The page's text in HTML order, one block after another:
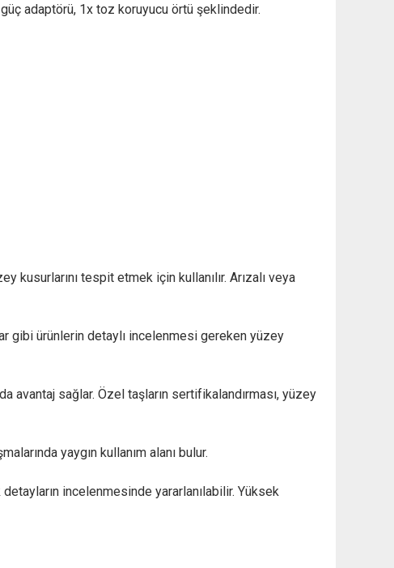
adaptörü, 1x toz koruyucu örtü şeklindedir.
kusurlarını tespit etmek için kullanılır. Arızalı veya
gibi ürünlerin detaylı incelenmesi gereken yüzey
avantaj sağlar. Özel taşların sertifikalandırması, yüzey
yaygın kullanım alanı bulur.
incelenmesinde yararlanılabilir. Yüksek